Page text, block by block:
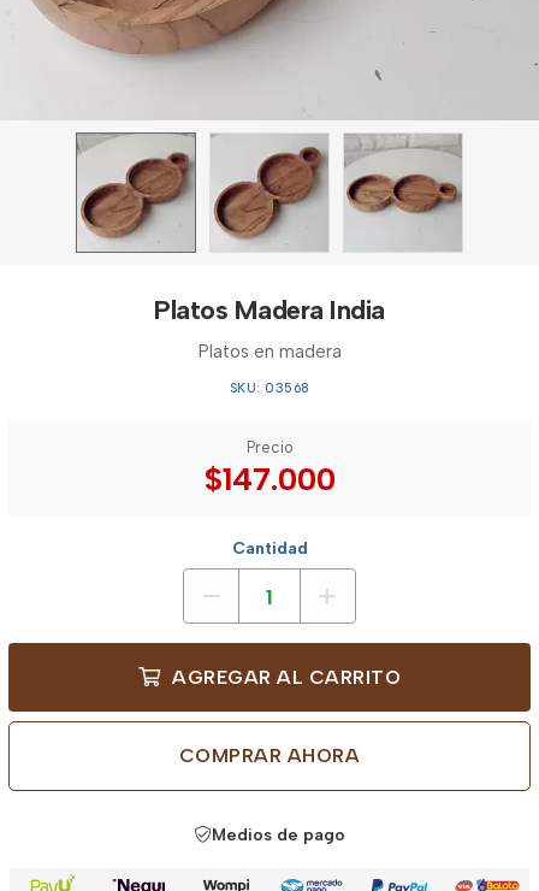
Platos Madera India
Platos en madera
SKU: 03568
Precio
$147.000
Cantidad
AGREGAR AL CARRITO
COMPRAR AHORA
Medios de pago